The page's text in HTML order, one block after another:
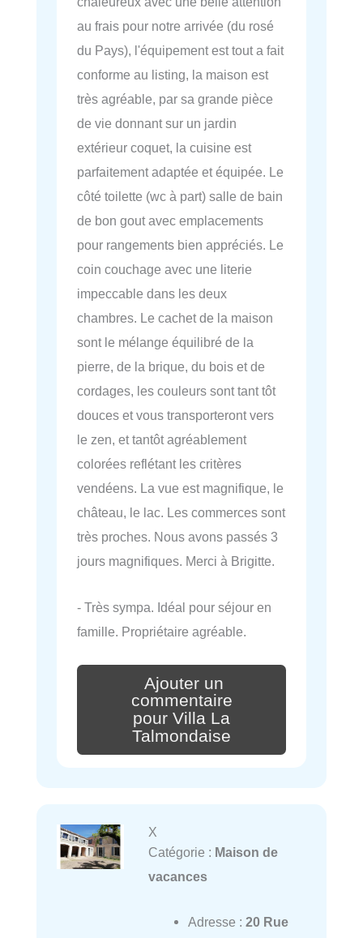
au frais pour notre arrivée (du rosé
du Pays), l'équipement est tout a fait
conforme au listing, la maison est
très agréable, par sa grande pièce
de vie donnant sur un jardin
extérieur coquet, la cuisine est
parfaitement adaptée et équipée. Le
côté toilette (wc à part) salle de bain
de bon gout avec emplacements
pour rangements bien appréciés. Le
coin couchage avec une literie
impeccable dans les deux
chambres. Le cachet de la maison
sont le mélange équilibré de la
pierre, de la brique, du bois et de
cordages, les couleurs sont tant tôt
douces et vous transporteront vers
le zen, et tantôt agréablement
colorées reflétant les critères
vendéens. La vue est magnifique, le
château, le lac. Les commerces sont
très proches. Nous avons passés 3
jours magnifiques. Merci à Brigitte.
- Très sympa. Idéal pour séjour en
famille. Propriétaire agréable.
Ajouter un
commentaire
pour Villa La
Talmondaise
X
Catégorie : Maison de
vacances
Adresse : 20 Rue